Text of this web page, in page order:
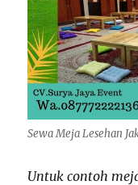
Sewa Meja Lesehan
Untuk contoh